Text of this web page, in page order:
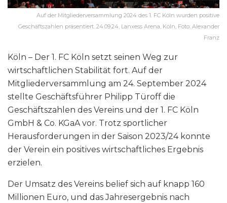
Auf der Mitgliederversammlung 2024 des 1. FC Köln wurden positive
Geschäftszahlen präsentiert. 24.09.24, Lanxess Arena, Köln, Foto: Alexander
Franz
Köln – Der 1. FC Köln setzt seinen Weg zur
wirtschaftlichen Stabilität fort. Auf der
Mitgliederversammlung am 24. September 2024
stellte Geschäftsführer Philipp Türoff die
Geschäftszahlen des Vereins und der 1. FC Köln
GmbH & Co. KGaA vor. Trotz sportlicher
Herausforderungen in der Saison 2023/24 konnte
der Verein ein positives wirtschaftliches Ergebnis
erzielen.
Der Umsatz des Vereins belief sich auf knapp 160
Millionen Euro, und das Jahresergebnis nach